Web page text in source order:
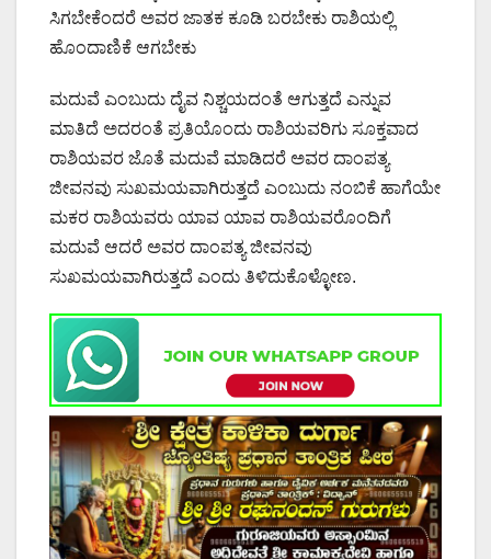
ಸಿಗಬೇಕೆಂದರೆ ಅವರ ಜಾತಕ ಕೂಡಿ ಬರಬೇಕು ರಾಶಿಯಲ್ಲಿ
ಹೊಂದಾಣಿಕೆ ಆಗಬೇಕು
ಮದುವೆ ಎಂಬುದು ದೈವ ನಿಶ್ಚಯದಂತೆ ಆಗುತ್ತದೆ ಎನ್ನುವ
ಮಾತಿದೆ ಅದರಂತೆ ಪ್ರತಿಯೊಂದು ರಾಶಿಯವರಿಗು ಸೂಕ್ತವಾದ
ರಾಶಿಯವರ ಜೊತೆ ಮದುವೆ ಮಾಡಿದರೆ ಅವರ ದಾಂಪತ್ಯ
ಜೀವನವು ಸುಖಮಯವಾಗಿರುತ್ತದೆ ಎಂಬುದು ನಂಬಿಕೆ ಹಾಗೆಯೇ
ಮಕರ ರಾಶಿಯವರು ಯಾವ ಯಾವ ರಾಶಿಯವರೊಂದಿಗೆ
ಮದುವೆ ಆದರೆ ಅವರ ದಾಂಪತ್ಯ ಜೀವನವು
ಸುಖಮಯವಾಗಿರುತ್ತದೆ ಎಂದು ತಿಳಿದುಕೊಳ್ಳೋಣ.